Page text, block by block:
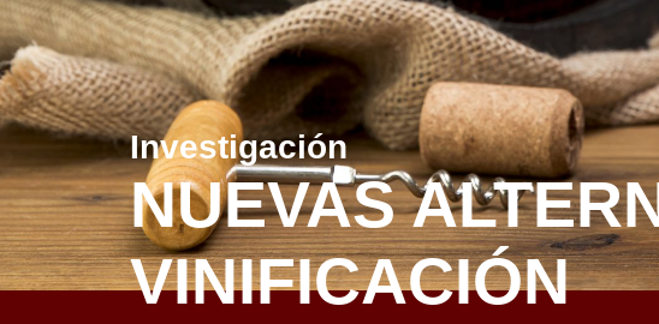
Investigación
NUEVAS
VINIFICACIÓN